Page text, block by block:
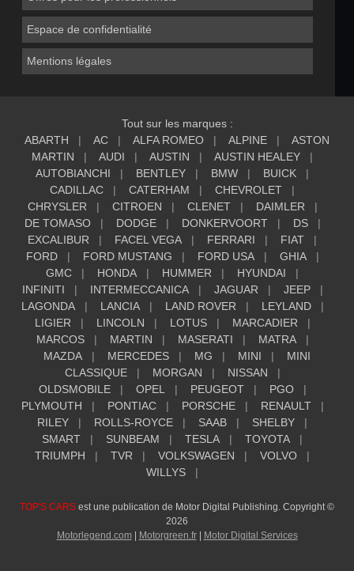
Espace de confidentialité
Mentions légales
Tout sur les marques :
ABARTH
AC ALFA ROMEO ALPINE
ASTON
MARTIN
AUDI AUSTIN
AUSTIN HEALEY
AUTOBIANCHI
BENTLEY BMW
BUICK
CADILLAC
CATERHAM
CHEVROLET
CHRYSLER
CITROEN CLENET
DAIMLER
DE TOMASO
DODGE DONKERVOORT
DS
EXCALIBUR
FACEL VEGA FERRARI
FIAT
FORD
FORD MUSTANG FORD USA
GHIA
GMC
HONDA HUMMER
HYUNDAI
INFINITI
INTERMECCANICA JAGUAR
JEEP
LAGONDA
LANCIA LAND ROVER
LEYLAND
LIGIER
LINCOLN LOTUS
MARCADIER
MARCOS
MARTIN MASERATI
MATRA
MAZDA
MERCEDES MG MINI
MINI
CLASSIQUE
MORGAN
NISSAN
OLDSMOBILE
OPEL PEUGEOT
PGO
PLYMOUTH
PONTIAC PORSCHE
RENAULT
RILEY
ROLLS-ROYCE SAAB
SHELBY
SMART
SUNBEAM TESLA
TOYOTA
TRIUMPH
TVR VOLKSWAGEN
VOLVO
WILLYS
TOP'S CARS est une publication de Motor Digital Publishing. Copyright ©
2026
Motorlegend.com| Motorgreen.fr| Motor Digital Services